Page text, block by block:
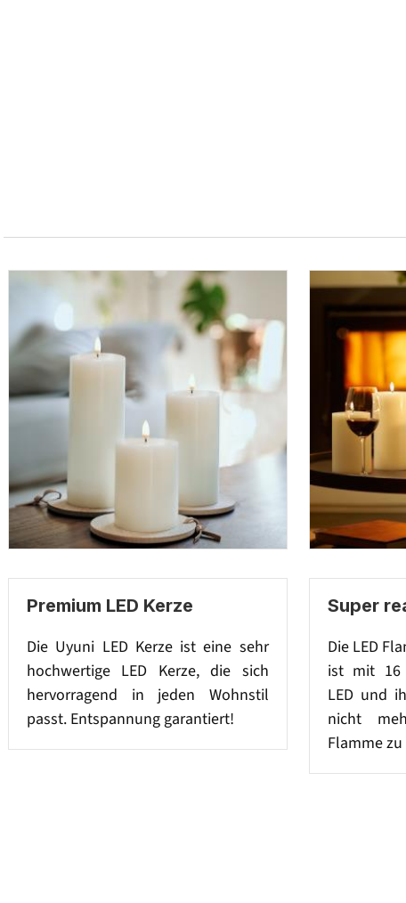
Premium LED Kerze
Die Uyuni LED Kerze ist eine sehr
hochwertige LED Kerze, die sich
hervorragend in jeden Wohnstil
passt. Entspannung garantiert!
Super
Die LED
ist mit 16
LED und
nicht
Flamme